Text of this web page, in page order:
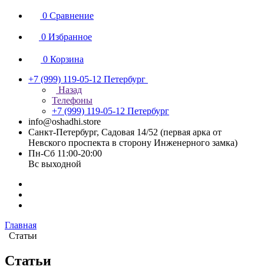
0 Сравнение
0 Избранное
0 Корзина
+7 (999) 119-05-12 Петербург
Назад
Телефоны
+7 (999) 119-05-12 Петербург
info@oshadhi.store
Санкт-Петербург, Садовая 14/52 (первая арка от
Невского проспекта в сторону Инженерного замка)
Пн-Сб 11:00-20:00
Вс выходной
Главная
Статьи
Статьи